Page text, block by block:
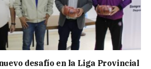
desafío en la Liga Provincial